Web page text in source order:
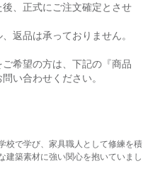
、正式にご注文確定とさせ
返品は承っておりません。
希望の方は、下記の『商品
い合わせください。
校で学び、家具職人として修練を積
建築素材に強い関心を抱いていまし